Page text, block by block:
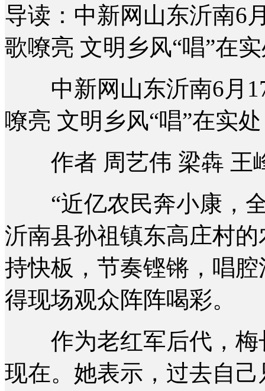
导读：中新网山东沂南6
歌嘹亮 文明乡风“唱”在
中新网山东沂南6月17
嘹亮 文明乡风“唱”在实处
作者 周艺伟 梁犇 王
“近亿农民奔小康，全
沂南县孙祖镇东高庄村
持快板，节奏铿锵，唱
得现场观众阵阵喝彩。
作为老红军后代，梅
现在。她表示，过去自